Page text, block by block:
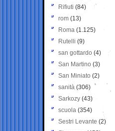
Rifiuti (84)
rom (13)
Roma (1.125)
Rutelli (9)
san gottardo (4)
San Martino (3)
San Miniato (2)
sanità (306)
Sarkozy (43)
scuola (354)
Sestri Levante (2)